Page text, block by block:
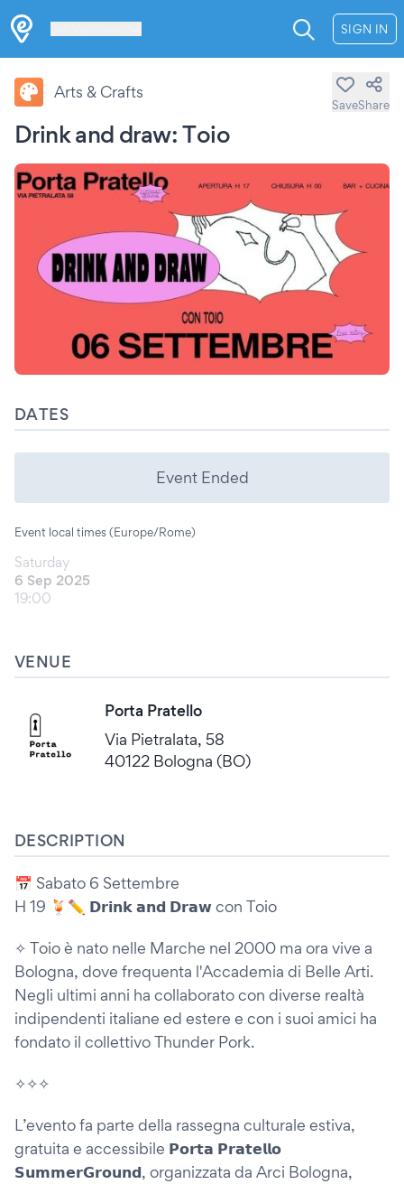
SIGN IN
Drink and draw: Toio
Arts & Crafts
SaveShare
DATES
Event Ended
Event local times (Europe/Rome)
Saturday
6 Sep 2025
19:00
VENUE
Porta Pratello
Via Pietralata, 58
40122 Bologna (BO)
DESCRIPTION
📅 Sabato 6 Settembre
H 19 🍹✏️ 𝗗𝗿𝗶𝗻𝗸 𝗮𝗻𝗱 𝗗𝗿𝗮𝘄 con Toio
✧ Toio è nato nelle Marche nel 2000 ma ora vive a
Bologna, dove frequenta l'Accademia di Belle Arti.
Negli ultimi anni ha collaborato con diverse realtà
indipendenti italiane ed estere e con i suoi amici ha
fondato il collettivo Thunder Pork.
✧✧✧
L’evento fa parte della rassegna culturale estiva,
gratuita e accessibile 𝗣𝗼𝗿𝘁𝗮 𝗣𝗿𝗮𝘁𝗲𝗹𝗹𝗼
𝗦𝘂𝗺𝗺𝗲𝗿𝗚𝗿𝗼𝘂𝗻𝗱, organizzata da Arci Bologna,